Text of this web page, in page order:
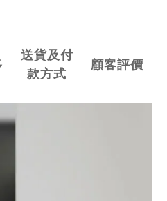
送貨及付
款方式
顧客評價